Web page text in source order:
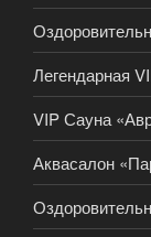
Легендарная
VIP Сауна
Аквасалон